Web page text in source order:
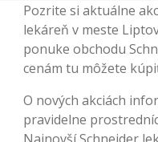
Pozrite si aktuálne
lekáreň v meste
ponuke obchodu
cenám tu môžete
O nových akciách
pravidelne